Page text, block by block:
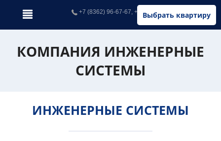
Выбрать квартиру
+7 (8362) 96-67-67, +7 (902) 326-67-67
КОМПАНИЯ ИНЖЕНЕРНЫЕ
СИСТЕМЫ
ИНЖЕНЕРНЫЕ СИСТЕМЫ